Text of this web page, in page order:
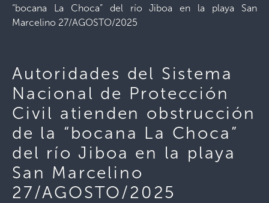
“bocana La Choca” del río Jiboa en la playa San
Marcelino 27/AGOSTO/2025
Autoridades del Sistema
Nacional de Protección
Civil atienden obstrucción
de la “bocana La Choca”
del río Jiboa en la playa
San Marcelino
27/AGOSTO/2025